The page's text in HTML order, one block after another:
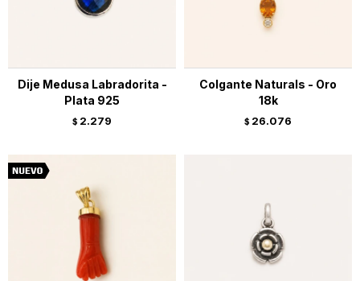
Dije Medusa Labradorita -
Plata 925
$ 2.279
Colgante Naturals - Oro
18k
$ 26.076